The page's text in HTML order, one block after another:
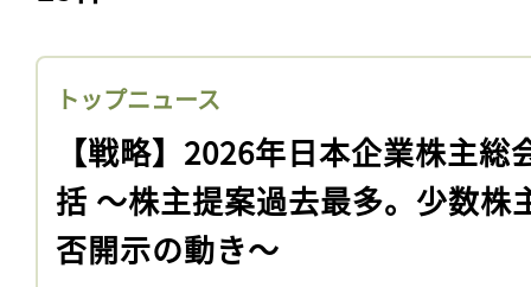
トップニュース
【戦略】2026年日本企業株主総
括 〜株主提案過去最多。少数株
否開示の動き〜